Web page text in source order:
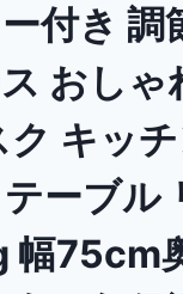
付き 調
おしゃ
キッ
ーブル
幅75cm